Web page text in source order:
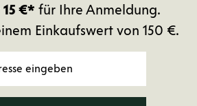
€* für Ihre Anmeldung.
Einkaufswert von 150 €.